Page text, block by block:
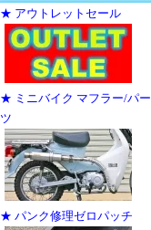
★ アウトレットセール
★ ミニバイク マフラー/パー
ツ
★ パンク修理ゼロパッチ